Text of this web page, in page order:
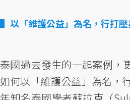
以「維護公益」為名，行打
泰國過去發生的一起案例，
如何以「維護公益」為名，